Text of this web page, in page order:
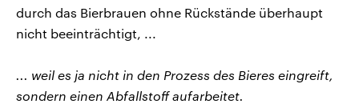
durch das Bierbrauen ohne Rückstände überhaupt
nicht beeinträchtigt, ...
... weil es ja nicht in den Prozess des Bieres eingreift,
sondern einen Abfallstoff aufarbeitet.